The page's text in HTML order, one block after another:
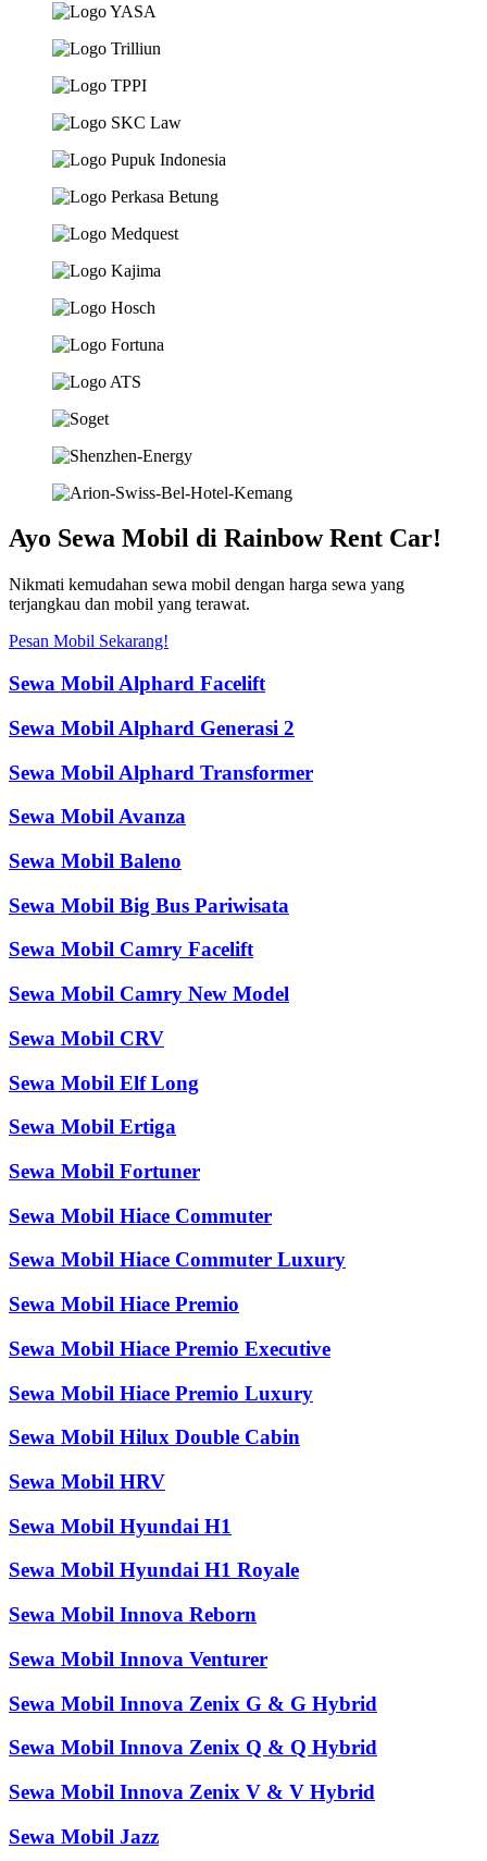
Ayo Sewa Mobil di Rainbow Rent Car!
Nikmati kemudahan sewa mobil dengan harga sewa yang
terjangkau dan mobil yang terawat.
Pesan Mobil Sekarang!
Sewa Mobil Alphard Facelift
Sewa Mobil Alphard Generasi 2
Sewa Mobil Alphard Transformer
Sewa Mobil Avanza
Sewa Mobil Baleno
Sewa Mobil Big Bus Pariwisata
Sewa Mobil Camry Facelift
Sewa Mobil Camry New Model
Sewa Mobil CRV
Sewa Mobil Elf Long
Sewa Mobil Ertiga
Sewa Mobil Fortuner
Sewa Mobil Hiace Commuter
Sewa Mobil Hiace Commuter Luxury
Sewa Mobil Hiace Premio
Sewa Mobil Hiace Premio Executive
Sewa Mobil Hiace Premio Luxury
Sewa Mobil Hilux Double Cabin
Sewa Mobil HRV
Sewa Mobil Hyundai H1
Sewa Mobil Hyundai H1 Royale
Sewa Mobil Innova Reborn
Sewa Mobil Innova Venturer
Sewa Mobil Innova Zenix G & G Hybrid
Sewa Mobil Innova Zenix Q & Q Hybrid
Sewa Mobil Innova Zenix V & V Hybrid
Sewa Mobil Jazz